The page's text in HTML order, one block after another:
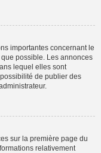
importantes concernant le
possible. Les annonces
lequel elles sont
de publier des
sur la première page du
relativement